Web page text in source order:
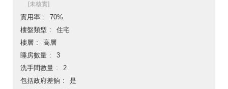
[未核實]
實用率
70%
樓盤類型
住宅
樓層
高層
睡房數量
3
洗手間數量
2
包括政府差餉
是